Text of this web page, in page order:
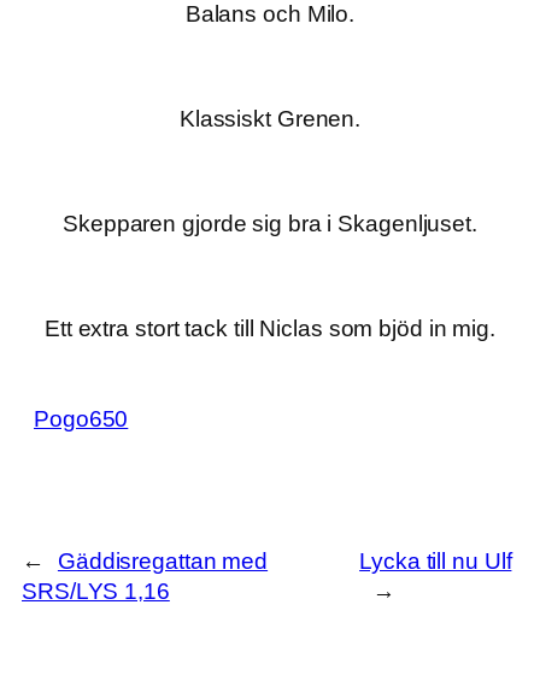
Balans och Milo.
Klassiskt Grenen.
Skepparen gjorde sig bra i Skagenljuset.
Ett extra stort tack till Niclas som bjöd in mig.
Pogo650
←
Gäddisregattan med
SRS/LYS 1,16
Lycka till nu Ulf
→